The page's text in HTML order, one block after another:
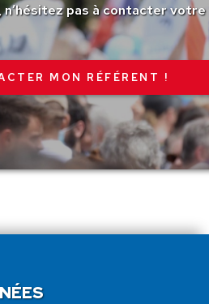
pas à contacter votre
MON RÉFÉRENT !